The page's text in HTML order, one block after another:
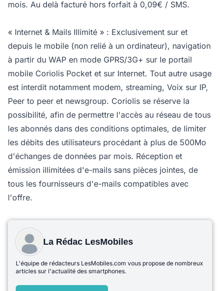
mois. Au delà facturé hors forfait à 0,09€ / SMS.
« Internet & Mails Illimité » : Exclusivement sur et
depuis le mobile (non relié à un ordinateur), navigation
à partir du WAP en mode GPRS/3G+ sur le portail
mobile Coriolis Pocket et sur Internet. Tout autre usage
est interdit notamment modem, streaming, Voix sur IP,
Peer to peer et newsgroup. Coriolis se réserve la
possibilité, afin de permettre l'accès au réseau de tous
les abonnés dans des conditions optimales, de limiter
les débits des utilisateurs procédant à plus de 500Mo
d'échanges de données par mois. Réception et
émission illimitées d'e-mails sans pièces jointes, de
tous les fournisseurs d'e-mails compatibles avec
l'offre.
La Rédac LesMobiles
L'équipe de rédacteurs LesMobiles.com vous propose de nombreux
articles sur l'actualité des smartphones.